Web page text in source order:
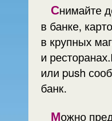
Снимайте деньги в банкоматах
в банке,
в крупных
и
или push
банк.
Можно предупредить банк, что вы